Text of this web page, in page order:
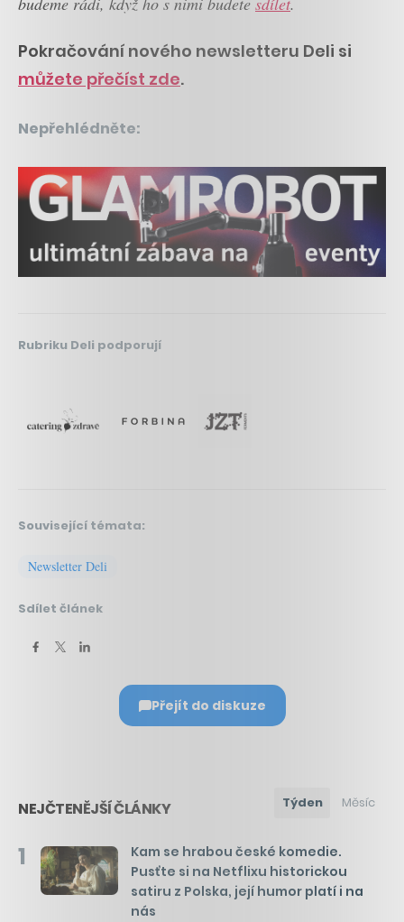
Pokračování nového newsletteru Deli si
můžete přečíst zde.
Nepřehlédněte:
Rubriku Deli podporují
Související témata:
Newsletter Deli
Sdílet článek
Přejít do diskuze
NEJČTENĚJŠÍ ČLÁNKY Týden Měsíc
1
Kam se hrabou české komedie.
Pusťte si na Netflixu historickou
satiru z Polska, její humor platí i na
nás